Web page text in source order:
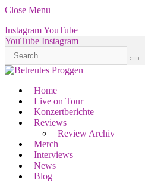
Close Menu
InstagramYouTube
YouTube Instagram
Home
Live on Tour
Konzertberichte
Reviews
Review Archiv
Merch
Interviews
News
Blog